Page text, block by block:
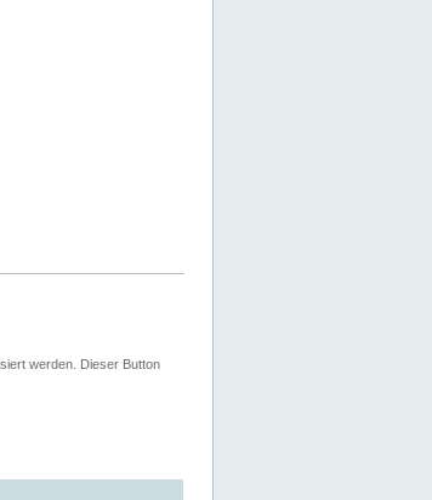
werden. Dieser Button